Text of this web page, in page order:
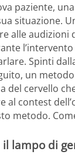
paziente,
situazione.
alle
Spinti
un
del cervello
al contest
metodo.
il lampo di